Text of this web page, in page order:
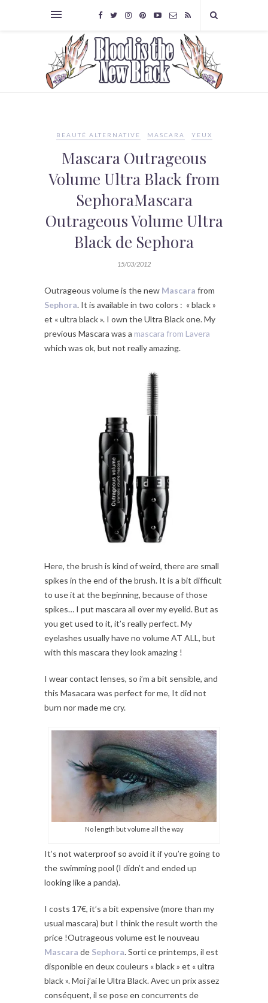
BEAUTÉ ALTERNATIVE MASCARA YEUX
Mascara Outrageous
Volume Ultra Black from
SephoraMascara
Outrageous Volume Ultra
Black de Sephora
15/03/2012
Outrageous volume is the new Mascara from
Sephora. It is available in two colors : « black »
et « ultra black ». I own the Ultra Black one. My
previous Mascara was a mascara from Lavera
which was ok, but not really amazing.
Here, the brush is kind of weird, there are small
spikes in the end of the brush. It is a bit difficult
to use it at the beginning, because of those
spikes… I put mascara all over my eyelid. But as
you get used to it, it’s really perfect. My
eyelashes usually have no volume AT ALL, but
with this mascara they look amazing !
I wear contact lenses, so i’m a bit sensible, and
this Masacara was perfect for me, It did not
burn nor made me cry.
No length but volume all the way
It’s not waterproof so avoid it if you’re going to
the swimming pool (I didn’t and ended up
looking like a panda).
I costs 17€, it’s a bit expensive (more than my
usual mascara) but I think the result worth the
price !Outrageous volume est le nouveau
Mascara de Sephora. Sorti ce printemps, il est
disponible en deux couleurs « black » et « ultra
black ». Moi j’ai le Ultra Black. Avec un prix assez
conséquent, il se pose en concurrents de